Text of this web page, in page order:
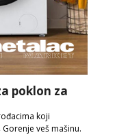
poklon za
koji
veš mašinu.